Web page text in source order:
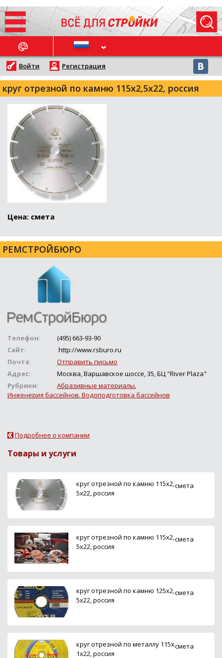
НОВОСТИ
Войти Регистрация
круг отрезной по камню 115х2,5х22, россия
Цена: смета
РЕМСТРОЙБЮРО
Телефон:
(495) 663-93-90
Сайт:
http://www.rsburo.ru
Почта:
Отправить письмо
Адрес:
Москва, Варшавское шоссе, 35, БЦ "River Plaza"
Рубрики:
Абразивные материалы,
Инженерия бассейнов. Водоподготовка бассейнов
Подробнее о компании
Товары и услуги
круг отрезной по камню 115х2,
5х22, россия
смета
круг отрезной по камню 115х2,
5х22, россия
смета
круг отрезной по камню 125х2,
5х22, россия
смета
круг отрезной по металлу 115х
1х22, россия
смета